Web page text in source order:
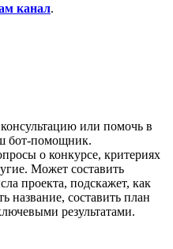
канал.
или помочь в
бот-помощник.
о конкурсе, критериях
Может составить
проекта, подскажет, как
название, составить план
результатами.